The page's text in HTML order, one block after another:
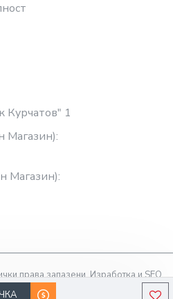
Курчатов" 1
Магазин):
Магазин):
права запазени. Изработка и SEO
OptimiziraiMe.bg